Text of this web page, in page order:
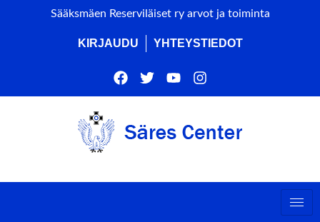
Sääksmäen Reserviläiset ry arvot ja toiminta
KIRJAUDU YHTEYSTIEDOT